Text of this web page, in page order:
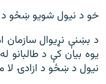
خو د نيول شويو ښځو د
د بښنې نړیوال سازمان
یوه بیان کې د
نیول د ښځو د ازادۍ